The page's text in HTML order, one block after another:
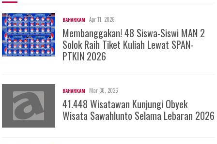
BAHARKAM Apr 11, 2026
Membanggakan! 48 Siswa-Siswi MAN 2
Solok Raih Tiket Kuliah Lewat SPAN-
PTKIN 2026
BAHARKAM Mar 30, 2026
41.448 Wisatawan Kunjungi Obyek
Wisata Sawahlunto Selama Lebaran 2026